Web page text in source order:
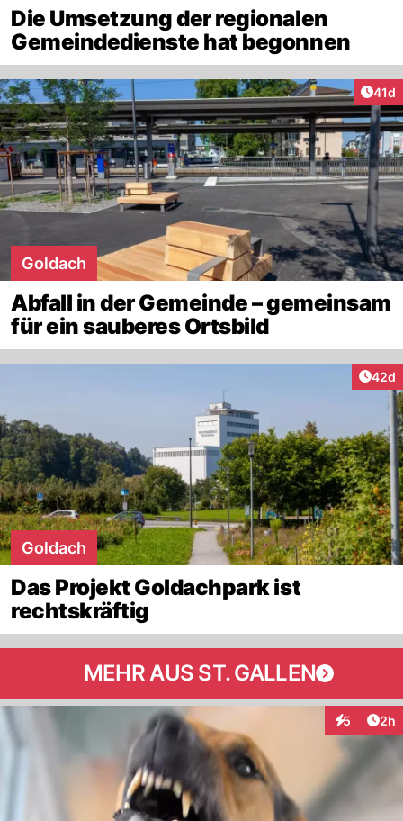
Die Umsetzung der regionalen
Gemeindedienste hat begonnen
41d
Goldach
Abfall in der Gemeinde – gemeinsam
für ein sauberes Ortsbild
42d
Goldach
Das Projekt Goldachpark ist
rechtskräftig
MEHR AUS ST. GALLEN
5 2h